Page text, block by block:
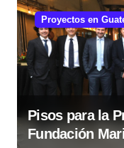
Proyectos en
Pisos para la
Fundación